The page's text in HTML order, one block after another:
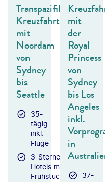
Transpazifik-
Kreuzfahrt
mit
Noordam
von
Sydney
bis
Seattle
35-
tägig
inkl.
Flüge
3-Sterne-
Hotels mit
Frühstück
mit
der
Royal
Princess
von
Sydney
bis Los
Angeles
inkl.
in
37-